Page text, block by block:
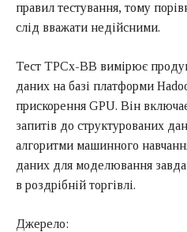
правил тестування, тому
слід вважати недійсними.
Тест TPCx-BB вимірює
даних на базі платформи
прискорення GPU. Він
запитів до структурованих
алгоритми машинного
даних для моделювання
в роздрібній торгівлі.
Джерело: